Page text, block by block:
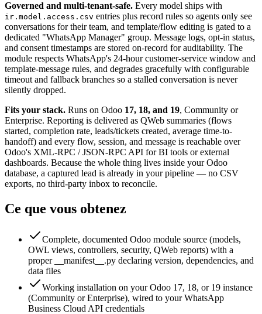
Governed and multi-tenant-safe. Every model ships with
ir.model.access.csv entries plus record rules so agents only see
conversations for their team, and template/flow editing is gated to a
dedicated "WhatsApp Manager" group. Message logs, opt-in status,
and consent timestamps are stored on-record for auditability. The
module respects WhatsApp's 24-hour customer-service window and
template-message rules, and degrades gracefully with configurable
timeout and fallback branches so a stalled conversation is never
silently dropped.
Fits your stack. Runs on Odoo 17, 18, and 19, Community or
Enterprise. Reporting is delivered as QWeb summaries (flows
started, completion rate, leads/tickets created, average time-to-
handoff) and every flow, session, and message is reachable over
Odoo's XML-RPC / JSON-RPC API for BI tools or external
dashboards. Because the whole thing lives inside your Odoo
database, a captured lead is already in your pipeline — no CSV
exports, no third-party inbox to reconcile.
Ce que vous obtenez
Complete, documented Odoo module source (models,
OWL views, controllers, security, QWeb reports) with a
proper __manifest__.py declaring version, dependencies, and
data files
Working installation on your Odoo 17, 18, or 19 instance
(Community or Enterprise), wired to your WhatsApp
Business Cloud API credentials